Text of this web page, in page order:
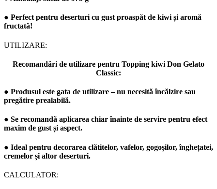
● Perfect pentru deserturi cu gust proaspăt de kiwi și aromă
fructată!
UTILIZARE:
Recomandări de utilizare pentru Topping kiwi Don Gelato
Classic:
● Produsul este gata de utilizare – nu necesită încălzire sau
pregătire prealabilă.
● Se recomandă aplicarea chiar înainte de servire pentru efect
maxim de gust și aspect.
● Ideal pentru decorarea clătitelor, vafelor, gogoșilor, înghețatei,
cremelor și altor deserturi.
CALCULATOR: